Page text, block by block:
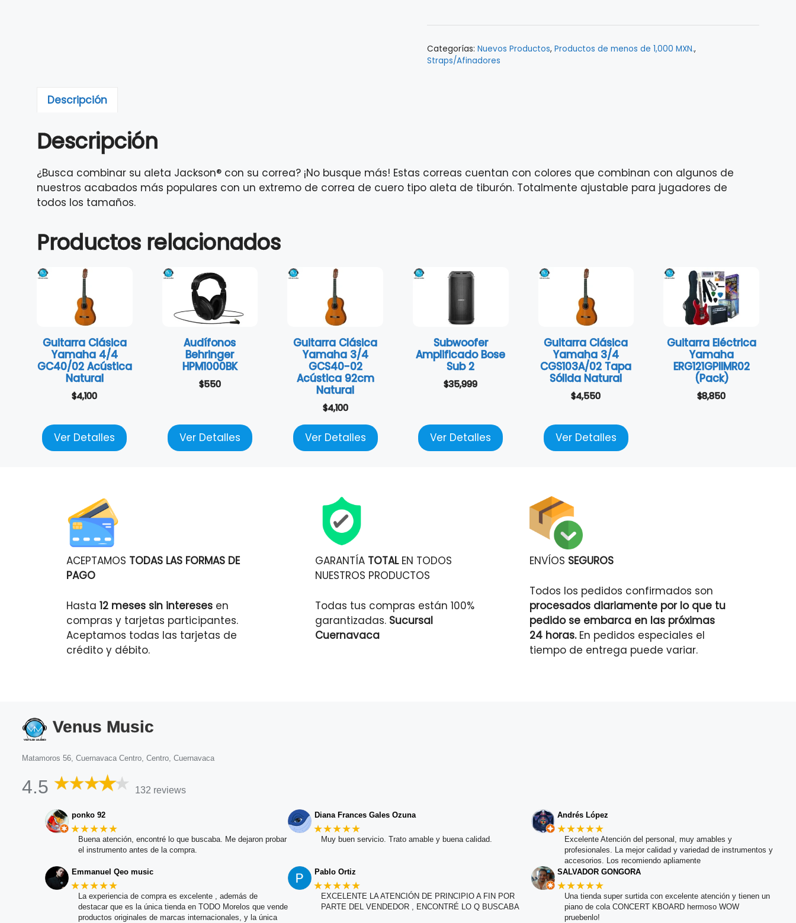
2995378004
Categorías: Nuevos Productos, Productos de menos de 1,000 MXN.,
Straps/Afinadores
Descripción
Descripción
¿Busca combinar su aleta Jackson® con su correa? ¡No busque más! Estas correas cuentan con colores que combinan con algunos de
nuestros acabados más populares con un extremo de correa de cuero tipo aleta de tiburón. Totalmente ajustable para jugadores de
todos los tamaños.
Productos relacionados
Guitarra Clásica
Yamaha 4/4
GC40/02 Acústica
Natural
$4,100
Ver Detalles
Audífonos
Behringer
HPM1000BK
$550
Ver Detalles
Guitarra Clásica
Yamaha 3/4
GCS40-02
Acústica 92cm
Natural
$4,100
Ver Detalles
Subwoofer
Amplificado Bose
Sub 2
$35,999
Ver Detalles
Guitarra Clásica
Yamaha 3/4
CGS103A/02 Tapa
Sólida Natural
$4,550
Ver Detalles
Guitarra Eléctrica
Yamaha
ERG121GPIIMR02
(Pack)
$8,850
ACEPTAMOS TODAS LAS FORMAS DE
PAGO
Hasta 12 meses sin intereses en
compras y tarjetas participantes.
Aceptamos todas las tarjetas de
crédito y débito.
GARANTÍA TOTALEN TODOS
NUESTROS PRODUCTOS
Todas tus compras están 100%
garantizadas. Sucursal
Cuernavaca
ENVÍOS SEGUROS
Todos los pedidos confirmados son
procesados diariamente por lo que tu
pedido se embarca en las próximas
24 horas.En pedidos especiales el
tiempo de entrega puede variar.
Venus Music
Matamoros 56, Cuernavaca Centro, Centro, Cuernavaca
4.5 132 reviews
ponko 92
★★★★★
Buena atención, encontré lo que buscaba. Me dejaron probar
el instrumento antes de la compra.
Diana Frances Gales Ozuna
★★★★★
Muy buen servicio. Trato amable y buena calidad.
Andrés López
★★★★★
Excelente Atención del personal, muy amables y
profesionales. La mejor calidad y variedad de instrumentos y
accesorios. Los recomiendo apliamente
Emmanuel Qeo music
★★★★★
La experiencia de compra es excelente , además de
destacar que es la única tienda en TODO Morelos que vende
productos originales de marcas internacionales, y la única
Pablo Ortiz
★★★★★
EXCELENTE LA ATENCIÓN DE PRINCIPIO A FIN POR
PARTE DEL VENDEDOR , ENCONTRÉ LO Q BUSCABA
SALVADOR GONGORA
★★★★★
Una tienda super surtida con excelente atención y tienen un
piano de cola CONCERT KBOARD hermoso WOW
pruebenlo!